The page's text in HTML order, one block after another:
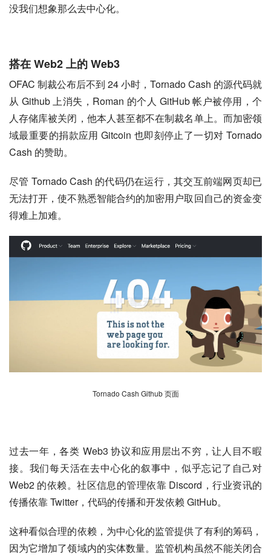
没我们想象那么去中心化。
搭在 Web2 上的 Web3
OFAC 制裁公布后不到 24 小时，Tornado Cash 的源代码就
从 Github 上消失，Roman 的个人 GitHub 帐户被停用，个
人存储库被关闭，他本人甚至都不在制裁名单上。而加密领
域最重要的捐款应用 Gitcoin 也即刻停止了一切对 Tornado
Cash 的赞助。
尽管 Tornado Cash 的代码仍在运行，其交互前端网页却已
无法打开，使不熟悉智能合约的加密用户取回自己的资金变
得难上加难。
Tornado Cash Github 页面
过去一年，各类 Web3 协议和应用层出不穷，让人目不暇
接。我们每天活在去中心化的叙事中，似乎忘记了自己对
Web2 的依赖。社区信息的管理依靠 Discord，行业资讯的
传播依靠 Twitter，代码的传播和开发依赖 GitHub。
这种看似合理的依赖，为中心化的监管提供了有利的筹码，
因为它增加了领域内的实体数量。监管机构虽然不能关闭合